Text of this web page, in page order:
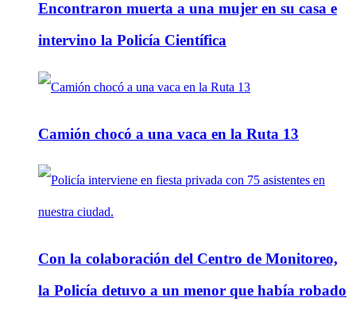
Encontraron muerta a una mujer en su casa e
intervino la Policía Científica
Camión chocó a una vaca en la Ruta 13
Con la colaboración del Centro de Monitoreo,
la Policía detuvo a un menor que había robado